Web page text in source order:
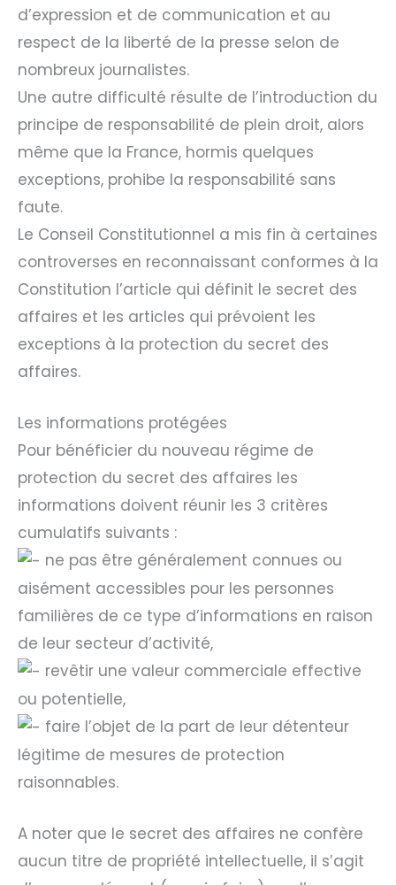
d’expression et de communication et au
respect de la liberté de la presse selon de
nombreux journalistes.
Une autre difficulté résulte de l’introduction du
principe de responsabilité de plein droit, alors
même que la France, hormis quelques
exceptions, prohibe la responsabilité sans
faute.
Le Conseil Constitutionnel a mis fin à certaines
controverses en reconnaissant conformes à la
Constitution l’article qui définit le secret des
affaires et les articles qui prévoient les
exceptions à la protection du secret des
affaires.
Les informations protégées
Pour bénéficier du nouveau régime de
protection du secret des affaires les
informations doivent réunir les 3 critères
cumulatifs suivants :
ne pas être généralement connues ou
aisément accessibles pour les personnes
familières de ce type d’informations en raison
de leur secteur d’activité,
revêtir une valeur commerciale effective
ou potentielle,
faire l’objet de la part de leur détenteur
légitime de mesures de protection
raisonnables.
A noter que le secret des affaires ne confère
aucun titre de propriété intellectuelle, il s’agit